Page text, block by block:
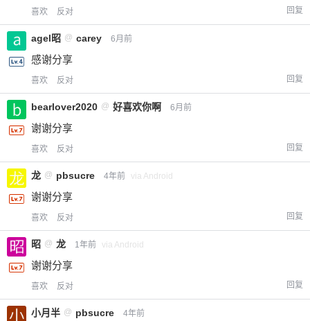
喜欢 反对 回复
agel昭 @ carey 6月前
感谢分享
喜欢 反对 回复
bearlover2020 @ 好喜欢你啊 6月前
谢谢分享
喜欢 反对 回复
龙 @ pbsucre 4年前 via Android
谢谢分享
喜欢 反对 回复
昭 @ 龙 1年前 via Android
谢谢分享
喜欢 反对 回复
小月半 @ pbsucre 4年前